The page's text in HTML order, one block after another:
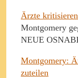
Ärzte
Montgomery
NEUE
Montgomery:
zuteilen